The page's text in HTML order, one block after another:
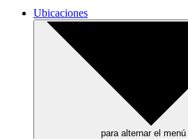
Ubicaciones
para alternar el menú